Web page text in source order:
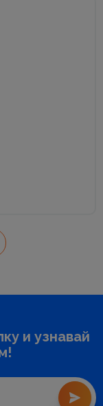
и узнавай